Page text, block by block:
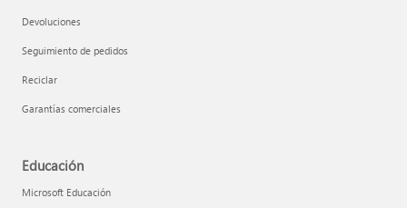
Devoluciones
Seguimiento de pedidos
Reciclar
Garantías comerciales
Educación
Microsoft Educación